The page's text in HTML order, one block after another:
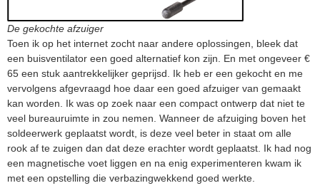
De gekochte afzuiger
Toen ik op het internet zocht naar andere oplossingen, bleek dat
een buisventilator een goed alternatief kon zijn. En met ongeveer €
65 een stuk aantrekkelijker geprijsd. Ik heb er een gekocht en me
vervolgens afgevraagd hoe daar een goed afzuiger van gemaakt
kan worden. Ik was op zoek naar een compact ontwerp dat niet te
veel bureauruimte in zou nemen. Wanneer de afzuiging boven het
soldeerwerk geplaatst wordt, is deze veel beter in staat om alle
rook af te zuigen dan dat deze erachter wordt geplaatst. Ik had nog
een magnetische voet liggen en na enig experimenteren kwam ik
met een opstelling die verbazingwekkend goed werkte.